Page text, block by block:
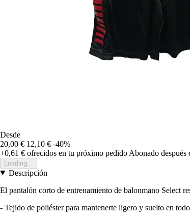
Desde
20,00 € 12,10 € -40%
+0,61 € ofrecidos en tu próximo pedido Abonado
Loading...
Descripción
El pantalón corto de entrenamiento de balonmano Select
- Tejido de poliéster para mantenerte ligero y suelto en